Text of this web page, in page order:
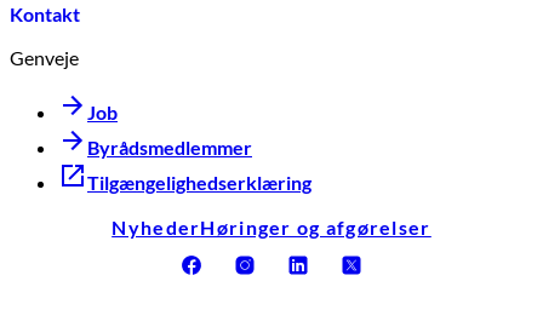
Kontakt
Genveje
Job
Byrådsmedlemmer
Tilgængelighedserklæring
NyhederHøringer og afgørelser